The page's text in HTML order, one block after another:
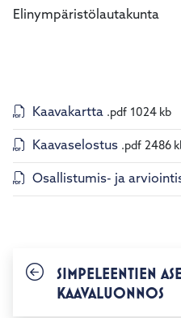
Elinympäristölautakunta
Kaavakartta .pdf 1024 kb
Kaavaselostus .pdf 2486
Osallistumis- ja
SIMPELEENTIEN
KAAVALUONNOS